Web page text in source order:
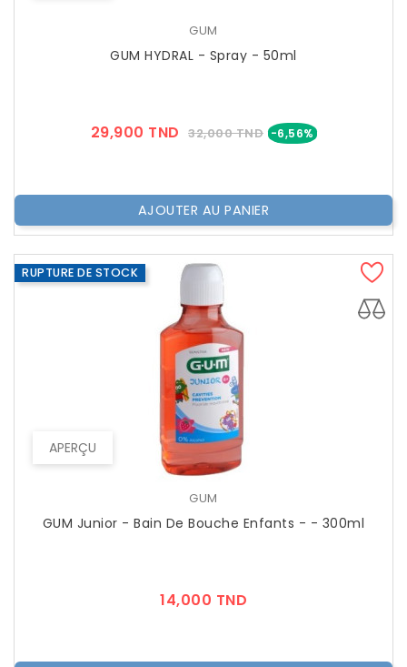
GUM
GUM HYDRAL - Spray - 50ml
29,900 TND Prix
32,000 TND -6,56% Prix
AJOUTER AU PANIER
APERÇU
RUPTURE DE STOCK
GUM
GUM Junior - Bain De Bouche Enfants - - 300ml
14,000 TND